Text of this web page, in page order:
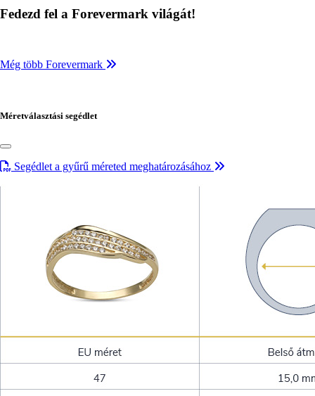
Fedezd fel a Forevermark világát!
Még több Forevermark
Méretválasztási segédlet
Segédlet a gyűrű méreted meghatározásához